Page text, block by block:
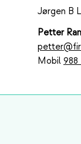
Jørgen B
Petter
Mobil 988